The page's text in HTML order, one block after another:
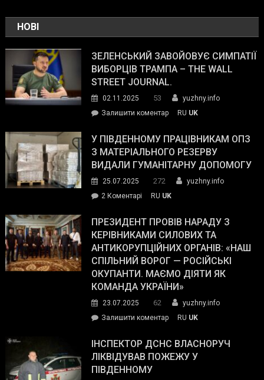
НОВІ
ЗЕЛЕНСЬКИЙ ЗАВОЙОВУЄ СИМПАТІЇ
ВИБОРЦІВ ТРАМПА – THE WALL
STREET JOURNAL.
02.11.2025 53
yuzhny.info
Залишити коментарon
завойовує
симпатії
виборців
The
Street
Journal.
RU UK
У ПІВДЕННОМУ ПРАЦІВНИКАМ ОПЗ
З МАТЕРІАЛЬНОГО РЕЗЕРВУ
ВИДАЛИ ГУМАНІТАРНУ ДОПОМОГУ
25.07.2025 272
yuzhny.info
2 Коментарі
Південному
працівникам
ОПЗ
з
матеріального
резерву
гуманітарну
допомогу
RU UK
ПРЕЗИДЕНТ ПРОВІВ НАРАДУ З
КЕРІВНИКАМИ СИЛОВИХ ТА
АНТИКОРУПЦІЙНИХ ОРГАНІВ: «НАШ
СПІЛЬНИЙ ВОРОГ — РОСІЙСЬКІ
ОКУПАНТИ. МАЄМО ДІЯТИ ЯК
КОМАНДА УКРАЇНИ»
23.07.2025 62
yuzhny.info
Залишити коментарon
провів
нараду
RU UK
ІНСПЕКТОР ДСНС ВЛАСНОРУЧ
ЛІКВІДУВАВ ПОЖЕЖУ У
ПІВДЕННОМУ